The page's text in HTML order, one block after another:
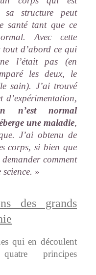
sa structure peut
santé tant que ce
Avec cette
d’abord ce qui
l’était pas (en
les deux, le
sain). J’ai trouvé
n’est normal
une maladie,
J’ai obtenu de
corps, si bien que
comment
»
des grands
qui en découlent
principes